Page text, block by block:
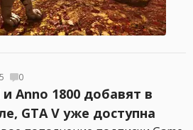
0
Anno 1800 добавят в
GTA V уже доступна